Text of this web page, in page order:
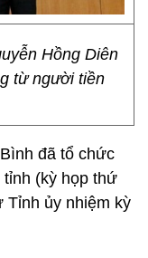
Hồng Diên
từ người tiền
đã tổ chức
(kỳ họp thứ
Tỉnh ủy nhiệm kỳ